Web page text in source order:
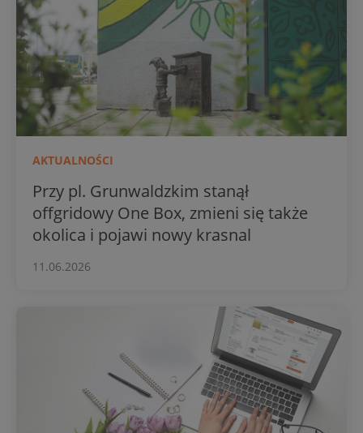
AKTUALNOŚCI
Przy pl. Grunwaldzkim stanął
offgridowy One Box, zmieni się także
okolica i pojawi nowy krasnal
11.06.2026